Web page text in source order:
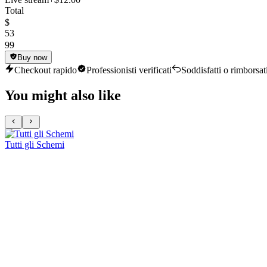
Total
$
53
99
Buy now
Checkout rapido Professionisti verificati Soddisfatti o rimborsati
You might also like
Tutti gli Schemi